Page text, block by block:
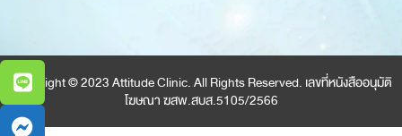
Copyright © 2023 Attitude Clinic. All Rights Reserved. เลขที่หนังสืออนุมัติ
โฆษณา ฆสพ.สบส.5105/2566